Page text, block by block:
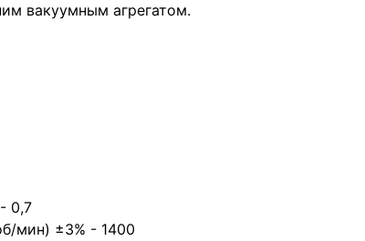
вакуумным агрегатом.
0,7
мин) ±3% - 1400